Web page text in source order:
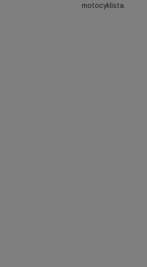
motocyklista.